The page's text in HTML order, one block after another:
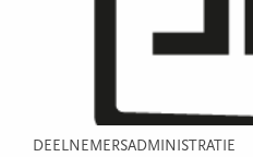
DEELNEMERSADMINISTRATIE